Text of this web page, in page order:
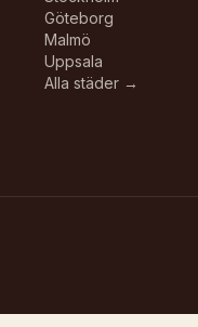
Göteborg
Malmö
Uppsala
Alla städer →